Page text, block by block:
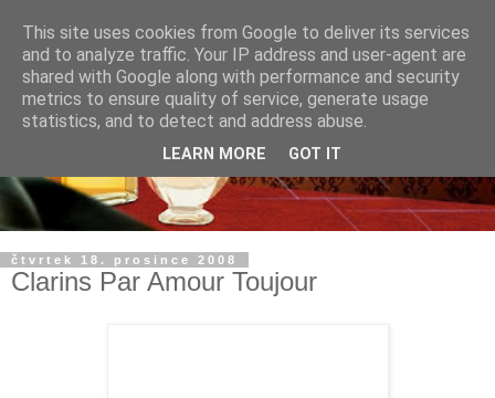
čtvrtek 18. prosince 2008
Clarins Par Amour Toujour
This site uses cookies from Google to deliver its services
and to analyze traffic. Your IP address and user-agent are
shared with Google along with performance and security
metrics to ensure quality of service, generate usage
statistics, and to detect and address abuse.
LEARN MORE GOT IT